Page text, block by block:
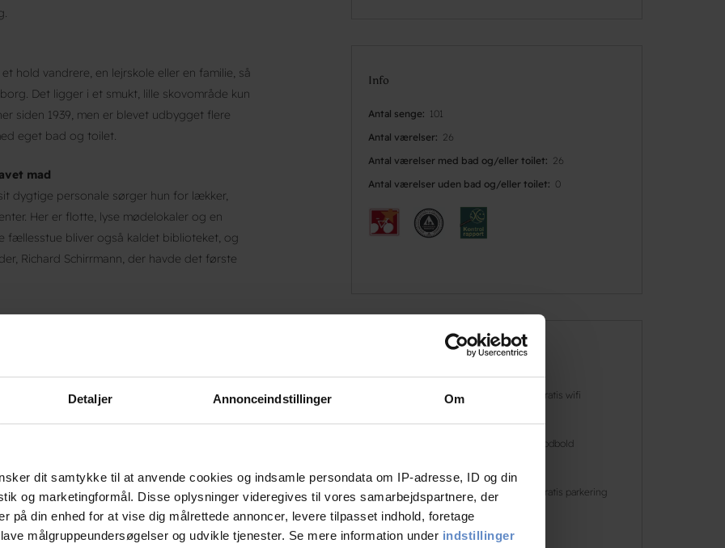
Detaljer Annonceindstillinger Om
dit samtykke til at anvende cookies og indsamle persondata om IP-adresse, ID og din
og marketingformål. Disse oplysninger videregives til vores samarbejdspartnere, der
på din enhed for at vise dig målrettede annoncer, levere tilpasset indhold, foretage
målgruppeundersøgelser og udvikle tjenester. Se mere information under indstillinger
hold vandrere, en lejrskole eller en familie, så
Det ligger i et smukt, lille skovområde kun
siden 1939, men er blevet udbygget flere
eget bad og toilet.
mad
dygtige personale sørger hun for lækker,
Her er flotte, lyse mødelokaler og en
fællesstue bliver også kaldet biblioteket, og
Richard Schirrmann, der havde det første
f.eks. Jomfruburet og Riddersalen. Både
pool, udendørs skak og en flot
tv- og billardrum, ligesom du i
og brætspil.
Info
Antal senge
101
Antal værelser
26
Antal værelser med bad og/eller toilet
26
Antal værelser uden bad og/eller toilet
0
Faciliteter
Gratis wifi
Fodbold
Golf Gratis parkering
Læs mere